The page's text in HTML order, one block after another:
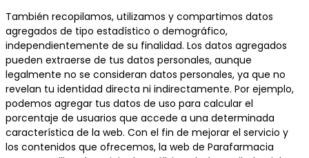
También recopilamos, utilizamos y compartimos datos
agregados de tipo estadístico o demográfico,
independientemente de su finalidad. Los datos agregados
pueden extraerse de tus datos personales, aunque
legalmente no se consideran datos personales, ya que no
revelan tu identidad directa ni indirectamente. Por ejemplo,
podemos agregar tus datos de uso para calcular el
porcentaje de usuarios que accede a una determinada
característica de la web. Con el fin de mejorar el servicio y
los contenidos que ofrecemos, la web de Parafarmacia